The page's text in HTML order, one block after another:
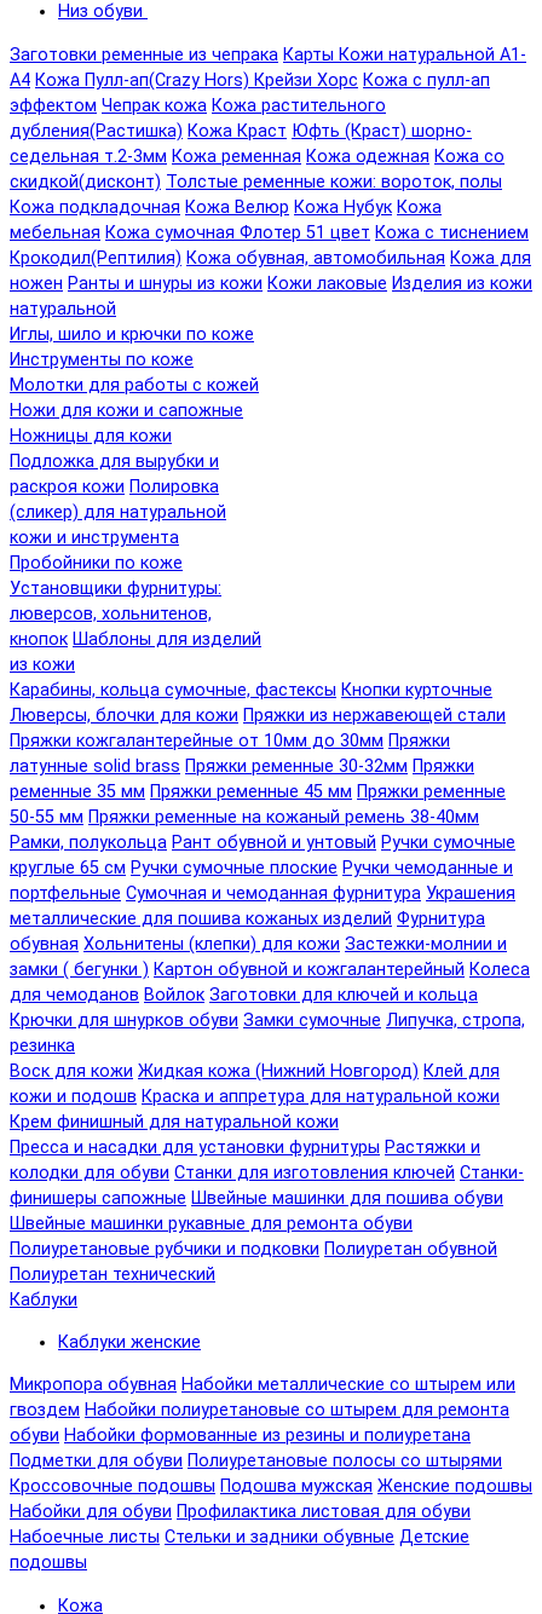
Низ обуви
Заготовки ременные из чепрака Карты Кожи натуральной А1-
А4 Кожа Пулл-ап(Crazy Hors) Крейзи Хорс Кожа с пулл-ап
эффектом Чепрак кожа Кожа растительного
дубления(Растишка) Кожа Краст Юфть (Краст) шорно-
седельная т.2-3мм Кожа ременная Кожа одежная Кожа со
скидкой(дисконт) Толстые ременные кожи: вороток, полы
Кожа подкладочная Кожа Велюр Кожа Нубук Кожа
мебельная Кожа сумочная Флотер 51 цвет Кожа с тиснением
Крокодил(Рептилия) Кожа обувная, автомобильная Кожа для
ножен Ранты и шнуры из кожи Кожи лаковые Изделия из кожи
натуральной
Иглы, шило и крючки по коже
Инструменты по коже
Молотки для работы с кожей
Ножи для кожи и сапожные
Ножницы для кожи
Подложка для вырубки и
раскроя кожи Полировка
(сликер) для натуральной
кожи и инструмента
Пробойники по коже
Установщики фурнитуры:
люверсов, хольнитенов,
кнопок Шаблоны для изделий
из кожи
Карабины, кольца сумочные, фастексы Кнопки курточные
Люверсы, блочки для кожи Пряжки из нержавеющей стали
Пряжки кожгалантерейные от 10мм до 30мм Пряжки
латунные solid brass Пряжки ременные 30-32мм Пряжки
ременные 35 мм Пряжки ременные 45 мм Пряжки ременные
50-55 мм Пряжки ременные на кожаный ремень 38-40мм
Рамки, полукольца Рант обувной и унтовый Ручки сумочные
круглые 65 см Ручки сумочные плоские Ручки чемоданные и
портфельные Сумочная и чемоданная фурнитура Украшения
металлические для пошива кожаных изделий Фурнитура
обувная Хольнитены (клепки) для кожи Застежки-молнии и
замки ( бегунки ) Картон обувной и кожгалантерейный Колеса
для чемоданов Войлок Заготовки для ключей и кольца
Крючки для шнурков обуви Замки сумочные Липучка, стропа,
резинка
Воск для кожи Жидкая кожа (Нижний Новгород) Клей для
кожи и подошв Краска и аппретура для натуральной кожи
Крем финишный для натуральной кожи
Пресса и насадки для установки фурнитуры Растяжки и
колодки для обуви Станки для изготовления ключей Станки-
финишеры сапожные Швейные машинки для пошива обуви
Швейные машинки рукавные для ремонта обуви
Полиуретановые рубчики и подковки Полиуретан обувной
Полиуретан технический
Каблуки
Каблуки женские
Микропора обувная Набойки металлические со штырем или
гвоздем Набойки полиуретановые со штырем для ремонта
обуви Набойки формованные из резины и полиуретана
Подметки для обуви Полиуретановые полосы со штырями
Кроссовочные подошвы Подошва мужская Женские подошвы
Набойки для обуви Профилактика листовая для обуви
Набоечные листы Стельки и задники обувные Детские
подошвы
Кожа